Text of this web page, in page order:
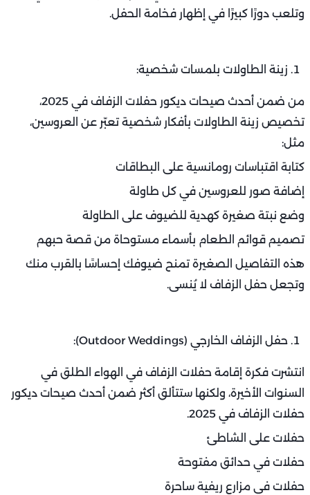
وتلعب دورًا كبيرًا في إظهار فخامة الحفل.
زينة الطاولات بلمسات شخصية:
من ضمن أحدث صيحات ديكور حفلات الزفاف في 2025،
تخصيص زينة الطاولات بأفكار شخصية تعبّر عن العروسين،
مثل:
كتابة اقتباسات رومانسية على البطاقات
إضافة صور للعروسين في كل طاولة
وضع نبتة صغيرة كهدية للضيوف على الطاولة
تصميم قوائم الطعام بأسماء مستوحاة من قصة حبهم
هذه التفاصيل الصغيرة تمنح ضيوفك إحساسًا بالقرب منك
وتجعل حفل الزفاف لا يُنسى.
حفل الزفاف الخارجي (Outdoor Weddings):
انتشرت فكرة إقامة حفلات الزفاف في الهواء الطلق في
السنوات الأخيرة، ولكنها ستتألق أكثر ضمن أحدث صيحات ديكور
حفلات الزفاف في 2025.
حفلات على الشاطئ
حفلات في حدائق مفتوحة
حفلات في مزارع ريفية ساحرة